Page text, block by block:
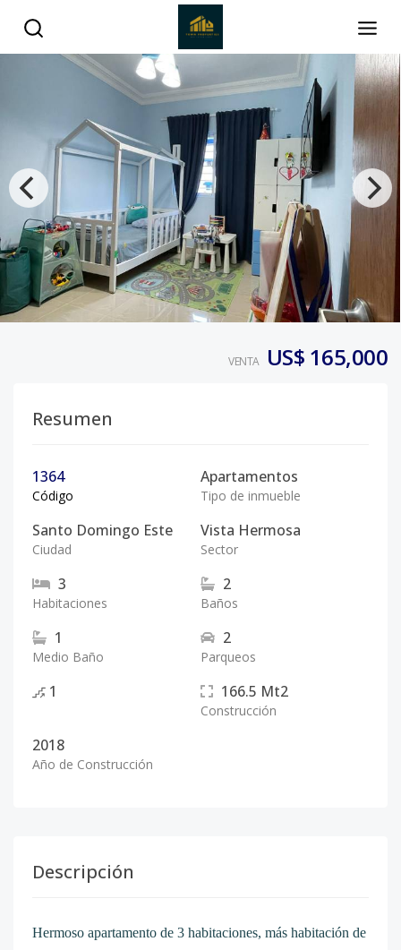
VENTA US$ 165,000
Resumen
1364
Código
Apartamentos
Tipo de inmueble
Santo Domingo Este
Ciudad
Vista Hermosa
Sector
3
Habitaciones
2
Baños
1
Medio Baño
2
Parqueos
1 166.5 Mt2
Construcción
2018
Año de Construcción
Descripción
Hermoso apartamento de 3 habitaciones, más habitación de